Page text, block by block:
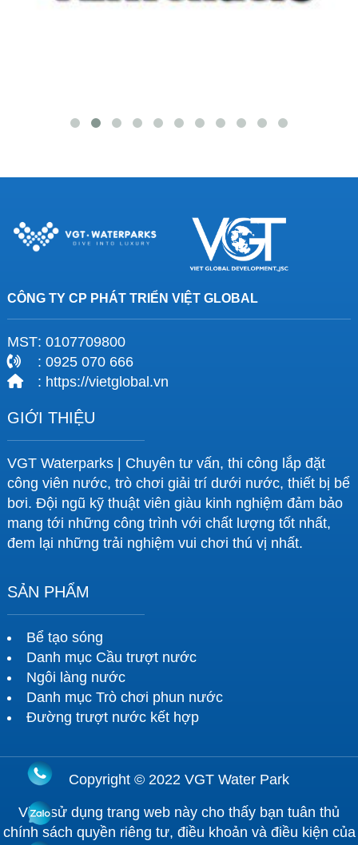
CÔNG TY CP PHÁT TRIỂN VIỆT GLOBAL
MST: 0107709800
: 0925 070 666
: https://vietglobal.vn
GIỚI THIỆU
VGT Waterparks | Chuyên tư vấn, thi công lắp đặt
công viên nước, trò chơi giải trí dưới nước, thiết bị bể
bơi. Đội ngũ kỹ thuật viên giàu kinh nghiệm đảm bảo
mang tới những công trình với chất lượng tốt nhất,
đem lại những trải nghiệm vui chơi thú vị nhất.
SẢN PHẨM
Bể tạo sóng
Danh mục Cầu trượt nước
Ngôi làng nước
Danh mục Trò chơi phun nước
Đường trượt nước kết hợp
Copyright © 2022 VGT Water Park
Việc sử dụng trang web này cho thấy bạn tuân thủ
chính sách quyền riêng tư, điều khoản và điều kiện của